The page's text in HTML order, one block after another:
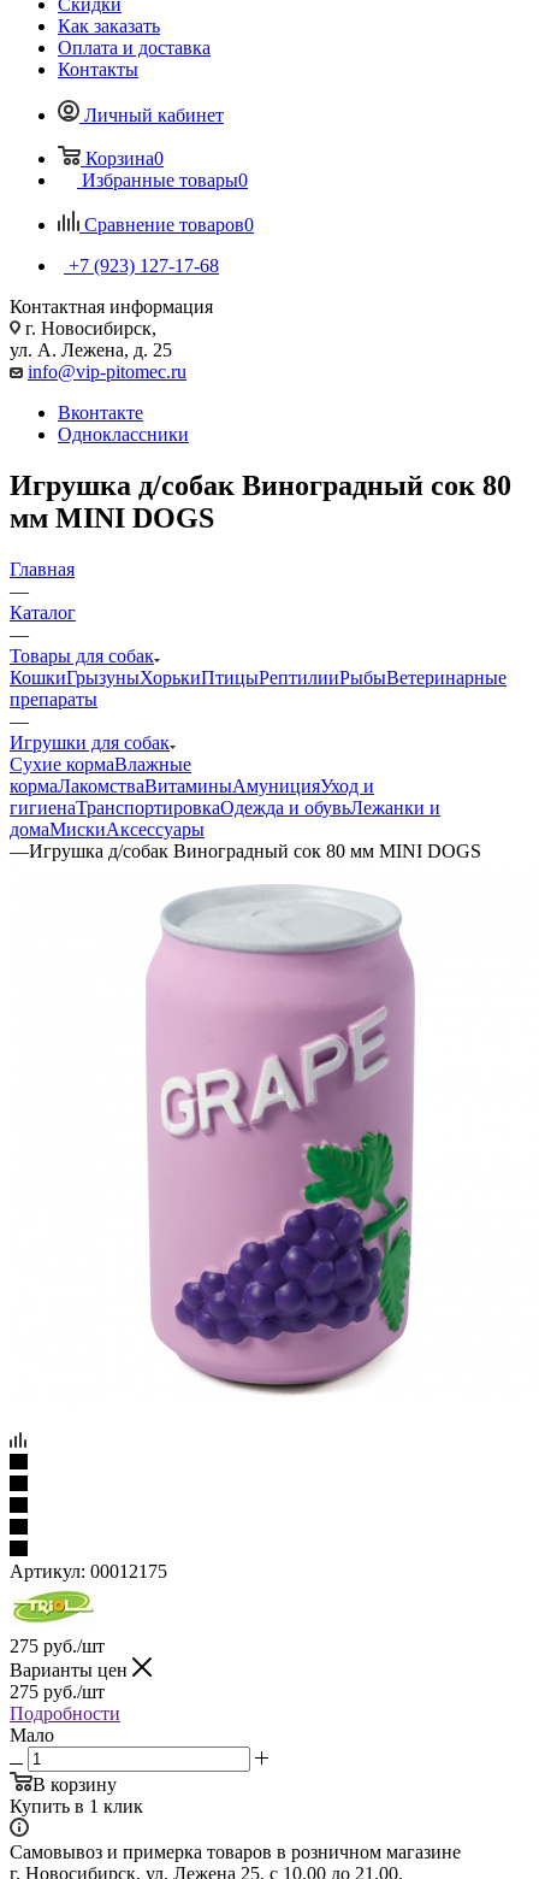
Скидки
Как заказать
Оплата и доставка
Контакты
Личный кабинет
Корзина0
Избранные товары0
Сравнение товаров0
+7 (923) 127-17-68
Контактная информация
г. Новосибирск,
ул. А. Лежена, д. 25
info@vip-pitomec.ru
Вконтакте
Одноклассники
Игрушка д/собак Виноградный сок 80
мм MINI DOGS
Главная
—
Каталог
—
Товары для собак
КошкиГрызуныХорькиПтицыРептилииРыбыВетеринарные
препараты
—
Игрушки для собак
Сухие кормаВлажные
кормаЛакомстваВитаминыАмуницияУход и
гигиенаТранспортировкаОдежда и обувьЛежанки и
домаМискиАксессуары
—Игрушка д/собак Виноградный сок 80 мм MINI DOGS
Артикул: 00012175
275 руб./шт
Варианты цен
275 руб./шт
Подробности
Мало
В корзину
Купить в 1 клик
Самовывоз и примерка товаров в розничном магазине
г. Новосибирск, ул. Лежена 25, с 10.00 до 21.00.